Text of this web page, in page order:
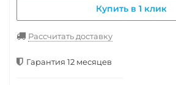
Купить в 1 клик
Рассчитать доставку
Гарантия 12 месяцев